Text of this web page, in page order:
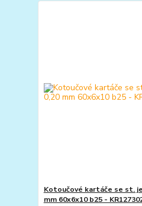
Kotoučové kartáče se st.
mm 60x6x10 b25 -